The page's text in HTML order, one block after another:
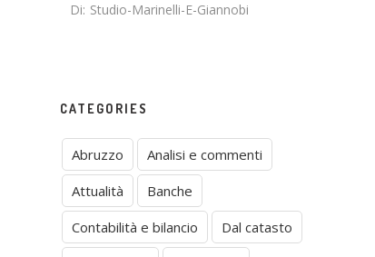
Di: Studio-Marinelli-E-Giannobi
CATEGORIES
Abruzzo
Analisi e commenti
Attualità
Banche
Contabilità e bilancio
Dal catasto